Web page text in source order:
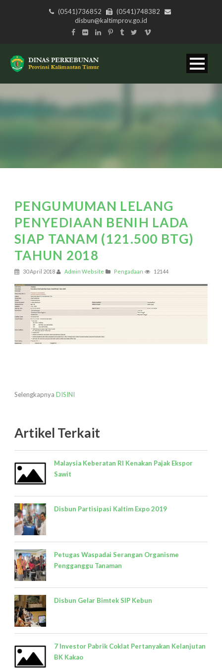
(0541)736852
(0541)748382
disbun@kaltimprov.go.id
PENGUMUMAN LELANG
PENYEDIAAN BENIH LADA
SIAP TANAM (121.500 BTG)
TAHUN 2018
30 April 2018 Admin Website Pengadaan 12144
Selengkapnya DISINI
Artikel Terkait
Malaysia Keberatan RI Kenakan Pajak Ekspor
Sawit
Disbun Partisipasi Kaltim Expo 2019
Petugas Waspadai Serangan Organisme
Pengganggu Tanaman
Disbun Gelar Bimtek SIP Kebun
7 Investor Pabrik Coklat Pertanyakan Kelanjutan
BK Kakao